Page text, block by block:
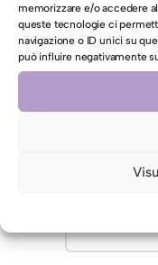
memorizzare e/o accedere
queste tecnologie ci
navigazione o ID unici su
può influire negativamente
Lascia
Commento*